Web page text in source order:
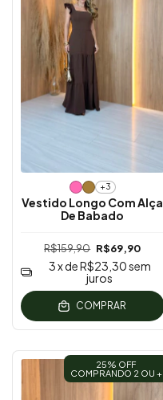
+3
Vestido Longo Com Alça
De Babado
R$159,90 R$69,90
3x deR$23,30sem
juros
COMPRAR
25% OFF
COMPRANDO 2 OU +